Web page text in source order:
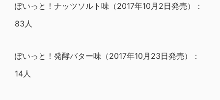
ぽいっと！ナッツソルト味（2017年10月2日発売）：
83人
ぽいっと！発酵バター味（2017年10月23日発売）：
14人